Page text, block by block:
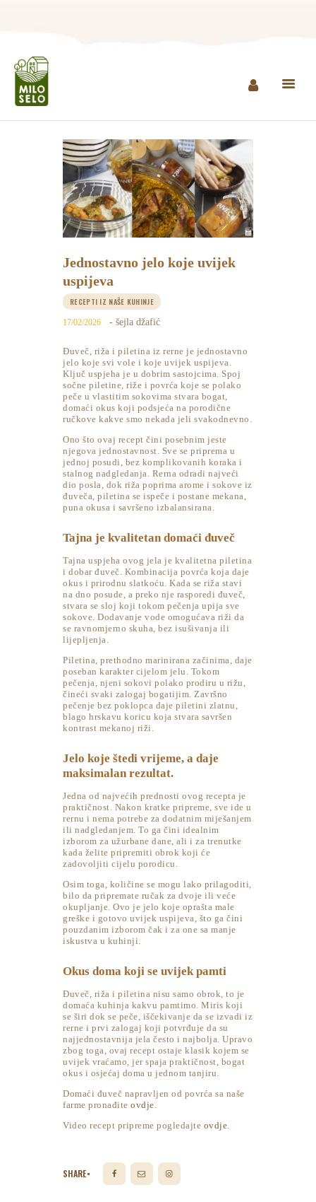
PROIZVODI
AGROTURIZAM I
RESTORAN
MINI ZOO
KONTAKT
KUPI PROIZVODE
Jednostavno jelo koje uvijek
uspijeva
RECEPTI IZ NAŠE KUHINJE
17/02/2026 - šejla džafić
Đuveč, riža i piletina iz rerne je jednostavno
jelo koje svi vole i koje uvijek uspijeva.
Ključ uspjeha je u dobrim sastojcima. Spoj
sočne piletine, riže i povrća koje se polako
peče u vlastitim sokovima stvara bogat,
domaći okus koji podsjeća na porodične
ručkove kakve smo nekada jeli svakodnevno.
Ono što ovaj recept čini posebnim jeste
njegova jednostavnost. Sve se priprema u
jednoj posudi, bez komplikovanih koraka i
stalnog nadgledanja. Rerna odradi najveći
dio posla, dok riža poprima arome i sokove iz
đuveča, piletina se ispeče i postane mekana,
puna okusa i savršeno izbalansirana.
Tajna je kvalitetan domaći đuveč
Tajna uspjeha ovog jela je kvalitetna piletina
i dobar đuveč. Kombinacija povrća koja daje
okus i prirodnu slatkoću. Kada se riža stavi
na dno posude, a preko nje rasporedi đuveč,
stvara se sloj koji tokom pečenja upija sve
sokove. Dodavanje vode omogućava riži da
se ravnomjerno skuha, bez isušivanja ili
lijepljenja.
Piletina, prethodno marinirana začinima, daje
poseban karakter cijelom jelu. Tokom
pečenja, njeni sokovi polako prodiru u rižu,
čineći svaki zalogaj bogatijim. Završno
pečenje bez poklopca daje piletini zlatnu,
blago hrskavu koricu koja stvara savršen
kontrast mekanoj riži.
Jelo koje štedi vrijeme, a daje
maksimalan rezultat.
Jedna od najvećih prednosti ovog recepta je
praktičnost. Nakon kratke pripreme, sve ide u
rernu i nema potrebe za dodatnim miješanjem
ili nadgledanjem. To ga čini idealnim
izborom za užurbane dane, ali i za trenutke
kada želite pripremiti obrok koji će
zadovoljiti cijelu porodicu.
Osim toga, količine se mogu lako prilagoditi,
bilo da pripremate ručak za dvoje ili veće
okupljanje. Ovo je jelo koje oprašta male
greške i gotovo uvijek uspijeva, što ga čini
pouzdanim izborom čak i za one sa manje
iskustva u kuhinji.
Okus doma koji se uvijek pamti
Đuveč, riža i piletina nisu samo obrok, to je
domaća kuhinja kakvu pamtimo. Miris koji
se širi dok se peče, iščekivanje da se izvadi iz
rerne i prvi zalogaj koji potvrđuje da su
najjednostavnija jela često i najbolja. Upravo
zbog toga, ovaj recept ostaje klasik kojem se
uvijek vraćamo, jer spaja praktičnost, bogat
okus i osjećaj doma u jednom tanjiru.
Domaći đuveč napravljen od povrća sa naše
farme pronađite ovdje
Video recept pripreme pogledajte ovdje
SHARE